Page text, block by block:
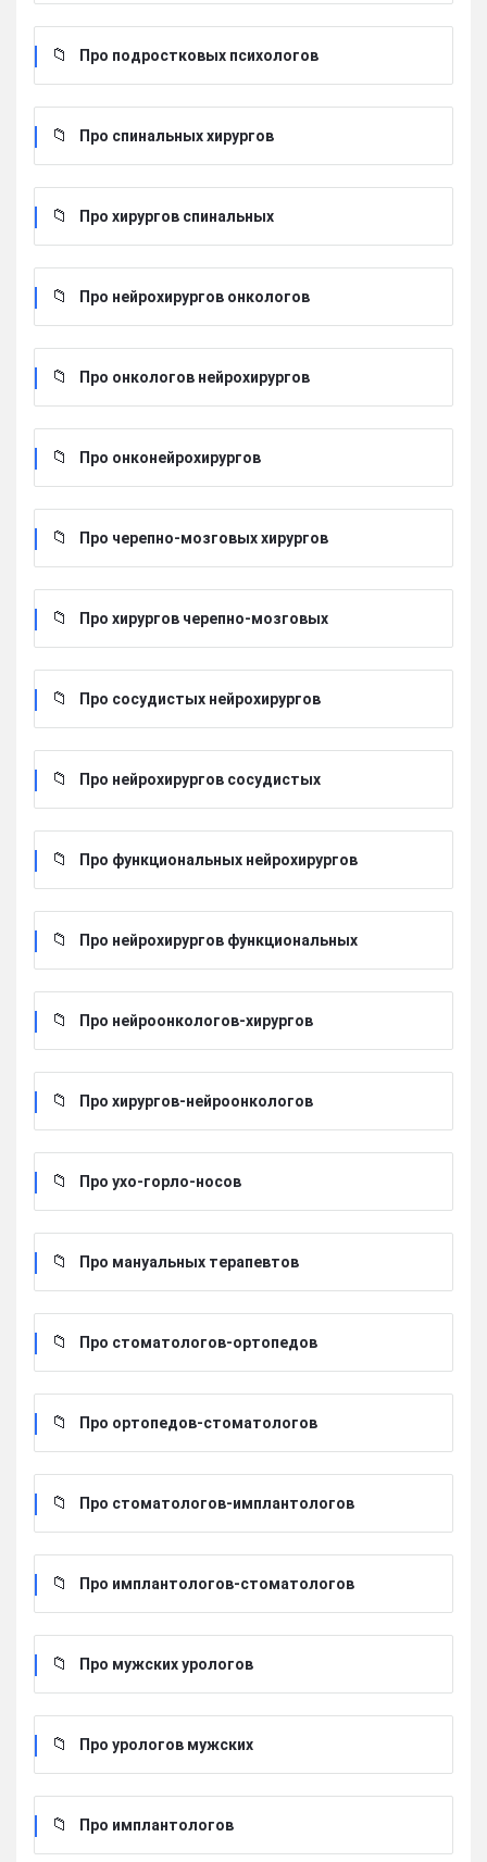
Про подростковых психологов
Про спинальных хирургов
Про хирургов cпинальных
Про нейрохирургов онкологов
Про онкологов нейрохирургов
Про онконейрохирургов
Про черепно-мозговых хирургов
Про хирургов черепно-мозговых
Про сосудистых нейрохирургов
Про нейрохирургов сосудистых
Про функциональных нейрохирургов
Про нейрохирургов функциональных
Про нейроонкологов-хирургов
Про хирургов-нейроонкологов
Про ухо-горло-носов
Про мануальных терапевтов
Про стоматологов-ортопедов
Про ортопедов-стоматологов
Про стоматологов-имплантологов
Про имплантологов-стоматологов
Про мужских урологов
Про урологов мужских
Про имплантологов